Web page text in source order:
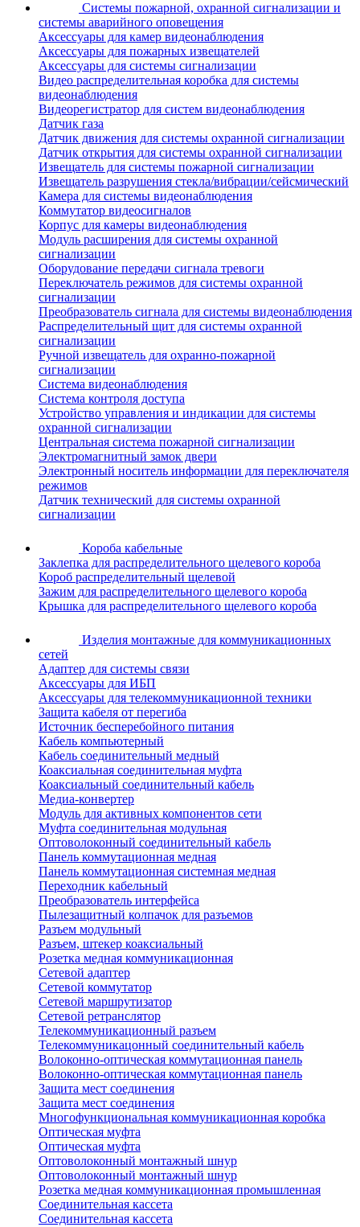
Системы пожарной, охранной сигнализации и
системы аварийного оповещения
Аксессуары для камер видеонаблюдения
Аксессуары для пожарных извещателей
Аксессуары для системы сигнализации
Видео распределительная коробка для системы
видеонаблюдения
Видеорегистратор для систем видеонаблюдения
Датчик газа
Датчик движения для системы охранной сигнализации
Датчик открытия для системы охранной сигнализации
Извещатель для системы пожарной сигнализации
Извещатель разрушения стекла/вибрации/сейсмический
Камера для системы видеонаблюдения
Коммутатор видеосигналов
Корпус для камеры видеонаблюдения
Модуль расширения для системы охранной
сигнализации
Оборудование передачи сигнала тревоги
Переключатель режимов для системы охранной
сигнализации
Преобразователь сигнала для системы видеонаблюдения
Распределительный щит для системы охранной
сигнализации
Ручной извещатель для охранно-пожарной
сигнализации
Система видеонаблюдения
Система контроля доступа
Устройство управления и индикации для системы
охранной сигнализации
Центральная система пожарной сигнализации
Электромагнитный замок двери
Электронный носитель информации для переключателя
режимов
Датчик технический для системы охранной
сигнализации
Короба кабельные
Заклепка для распределительного щелевого короба
Короб распределительный щелевой
Зажим для распределительного щелевого короба
Крышка для распределительного щелевого короба
Изделия монтажные для коммуникационных
сетей
Адаптер для системы связи
Аксессуары для ИБП
Аксессуары для телекоммуникационной техники
Защита кабеля от перегиба
Источник бесперебойного питания
Кабель компьютерный
Кабель соединительный медный
Коаксиальная соединительная муфта
Коаксиальный соединительный кабель
Медиа-конвертер
Модуль для активных компонентов сети
Муфта соединительная модульная
Оптоволоконный соединительный кабель
Панель коммутационная медная
Панель коммутационная системная медная
Переходник кабельный
Преобразователь интерфейса
Пылезащитный колпачок для разъемов
Разъем модульный
Разъем, штекер коаксиальный
Розетка медная коммуникационная
Сетевой адаптер
Сетевой коммутатор
Сетевой маршрутизатор
Сетевой ретранслятор
Телекоммуникационный разъем
Телекоммуникацонный соединительный кабель
Волоконно-оптическая коммутационная панель
Волоконно-оптическая коммутационная панель
Защита мест соединения
Защита мест соединения
Многофункциональная коммуникационная коробка
Оптическая муфта
Оптическая муфта
Оптоволоконный монтажный шнур
Оптоволоконный монтажный шнур
Розетка медная коммуникационная промышленная
Соединительная кассета
Соединительная кассета